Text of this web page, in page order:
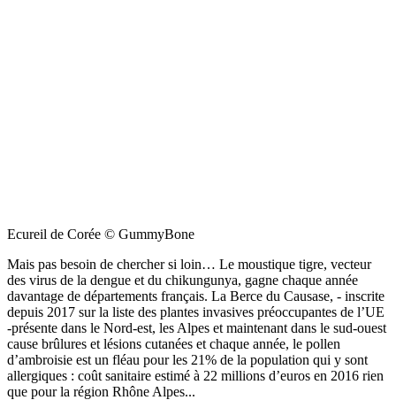
Ecureil de Corée © GummyBone
Mais pas besoin de chercher si loin… Le moustique tigre, vecteur
des virus de la dengue et du chikungunya, gagne chaque année
davantage de départements français. La Berce du Causase, - inscrite
depuis 2017 sur la liste des plantes invasives préoccupantes de l’UE
-présente dans le Nord-est, les Alpes et maintenant dans le sud-ouest
cause brûlures et lésions cutanées et chaque année, le pollen
d’ambroisie est un fléau pour les 21% de la population qui y sont
allergiques : coût sanitaire estimé à 22 millions d’euros en 2016 rien
que pour la région Rhône Alpes...